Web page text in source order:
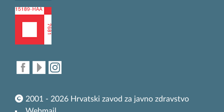
2001 - 2026 Hrvatski zavod za javno zdravstvo